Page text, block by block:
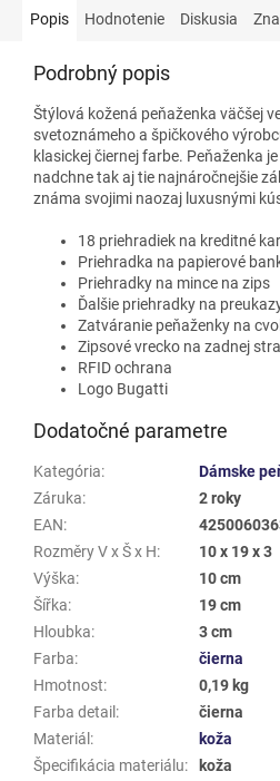
Popis Hodnotenie Diskusia
Podrobný popis
Štýlová kožená peňaženka väčšej
svetoznámeho a špičkového
klasickej čiernej farbe. Peňaženka
nadchne tak aj tie najnáročnejšie
známa svojimi naozaj luxusnými
18 priehradiek na kreditné
Priehradka na papierové
Priehradky na mince na zips
Ďalšie priehradky na
Zatváranie peňaženky na
Zipsové vrecko na zadnej
RFID ochrana
Logo Bugatti
Dodatočné parametre
Kategória:
Dámske
Záruka:
2 roky
EAN:
Rozměry V x Š x H:
10 x 19 x 3
Výška:
10 cm
Šířka:
19 cm
Hloubka:
3 cm
Farba:
čierna
Hmotnost:
0,19 kg
Farba detail :
čierna
Materiál :
koža
Špecifikácia materiálu:
koža